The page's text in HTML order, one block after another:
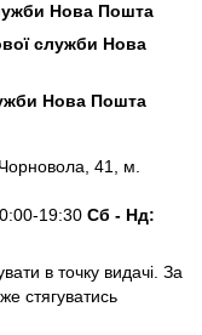
Нова Пошта
служби Нова
Нова Пошта
41, м.
19:30 Сб - Нд:
в точку видачі. За
стягуватись